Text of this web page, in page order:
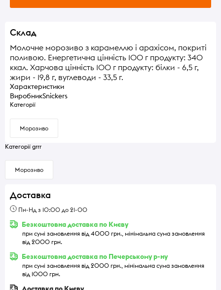
Склад
Молочне морозиво з карамеллю і арахісом, покриті
поливою. Енергетична цінність 100 г продукту: 340
ккал. Харчова цінність 100 г продукту: білки - 6,5 г,
жири - 19,8 г, вуглеводи - 33,5 г.
Характеристики
ВиробникSnickers
Категорії
Морозиво
Категорії grrr
Морозиво
Доставка
Пн-Нд з 10:00 до 21-00
Безкоштовна доставка по Києву
при сумі замовлення від 4000 грн., мінімальна сума замовлення
від 2000 грн.
Безкоштовна доставка по Печерському р-ну
при сумі замовлення від 2000 грн., мінімальна сума замовлення
від 1000 грн.